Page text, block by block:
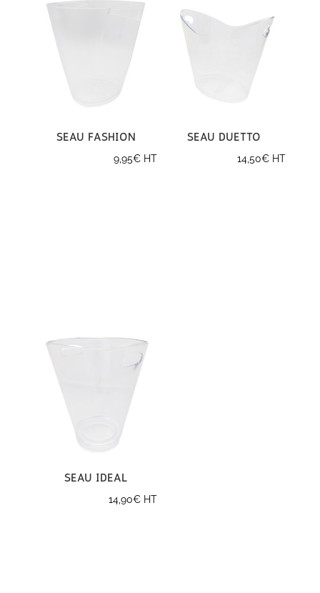
Seau Fashion
9,95€ HT
Seau Duetto
14,50€ HT
Seau Ideal
14,90€ HT